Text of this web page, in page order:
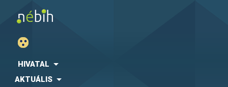
HIVATAL
AKTUÁLIS